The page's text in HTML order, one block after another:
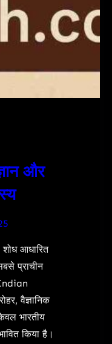
और
शोध आधारित
प्राचीन
वैज्ञानिक
भारतीय
किया है।